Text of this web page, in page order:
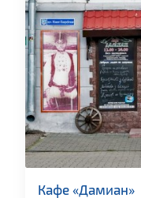
Кафе «Дамиан»